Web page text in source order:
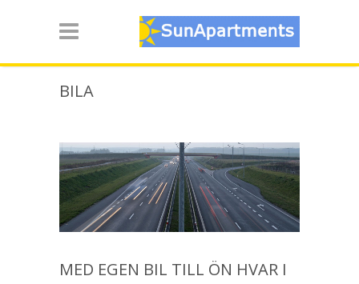
BILA
MED EGEN BIL TILL ÖN HVAR I